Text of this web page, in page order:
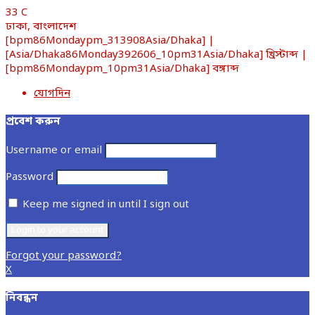
33 C
ঢাকা, বাংলাদেশ
[bpm86Mondaypm_313908Asia/Dhaka] |
[Asia/Dhaka86Monday392606_10pm31Asia/Dhaka] খ্রিস্টাব্দ |
[bpm86Mondaypm_10pm31Asia/Dhaka] বঙ্গাব্দ
যোগদিন
প্রবেশ করুন
Username or email
Password
Keep me signed in until I sign out
Forgot your password?
X
নিবন্ধন